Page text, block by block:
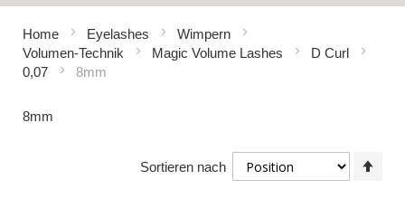
Inhalt
Home Eyelashes
Wimpern
Volumen-Technik
Magic Volume Lashes
D Curl
0,07
8mm
8mm
Sortieren nach